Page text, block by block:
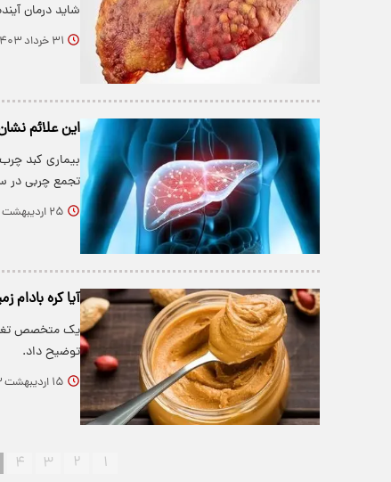
شاید درمان
۳۱ خرداد ۱۴۰۳
این علائم
بیماری کبد
تجمع چربی
۲۵ اردیبهشت ۱۴۰۳
آیا کره بادام
یک متخصص
توضیح داد.
۱۵ اردیبهشت ۱۴۰۳
۱ ۲ ۳ ۴